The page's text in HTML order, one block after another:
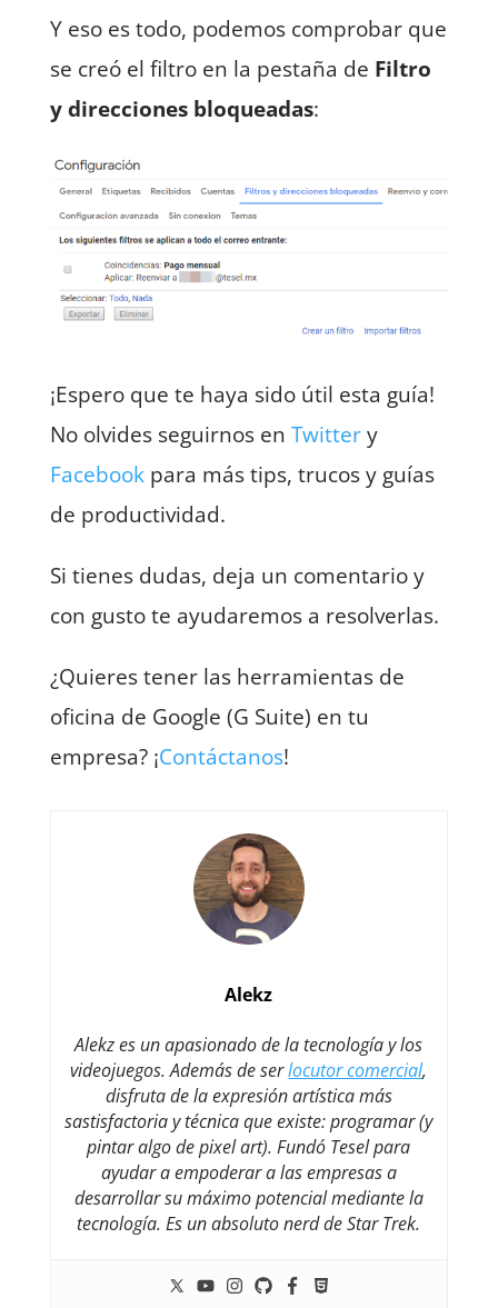
Y eso es todo, podemos comprobar que
se creó el filtro en la pestaña de Filtro
y direcciones bloqueadas:
¡Espero que te haya sido útil esta guía!
No olvides seguirnos en Twittery
Facebookpara más tips, trucos y guías
de productividad.
Si tienes dudas, deja un comentario y
con gusto te ayudaremos a resolverlas.
¿Quieres tener las herramientas de
oficina de Google (G Suite) en tu
empresa? ¡Contáctanos!
Alekz
Alekz es un apasionado de la tecnología y los
videojuegos. Además de serlocutor comercial,
disfruta de la expresión artística más
sastisfactoria y técnica que existe: programar (y
pintar algo de pixel art). Fundó Tesel para
ayudar a empoderar a las empresas a
desarrollar su máximo potencial mediante la
tecnología. Es un absoluto nerd de Star Trek.